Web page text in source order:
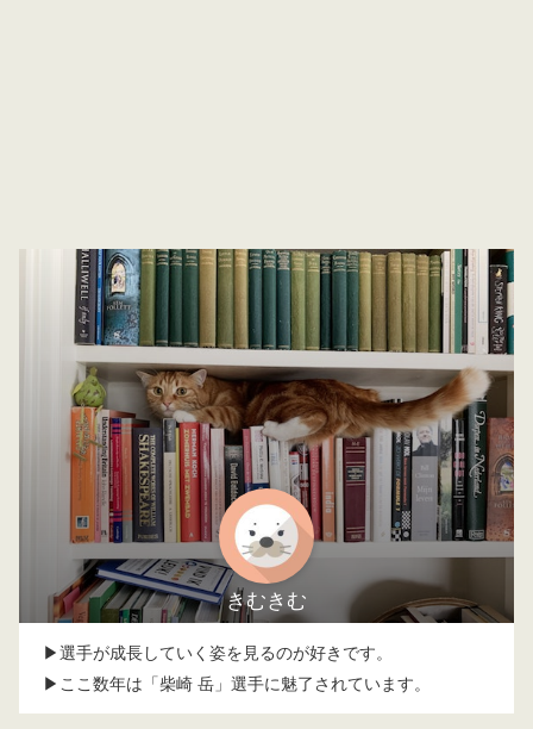
きむきむ
▶選手が成長していく姿を見るのが好きです。
▶ここ数年は「柴崎 岳」選手に魅了されています。